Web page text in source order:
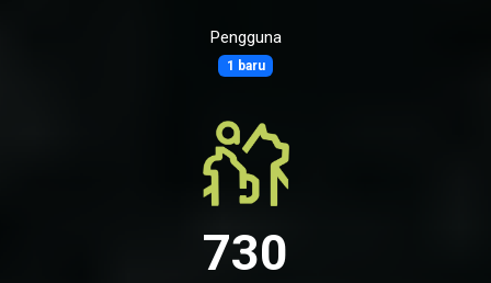
Pengguna
1 baru
730